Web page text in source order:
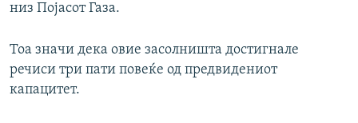
низ Појасот Газа.
Тоа значи дека овие засолништа достигнале
речиси три пати повеќе од предвидениот
капацитет.